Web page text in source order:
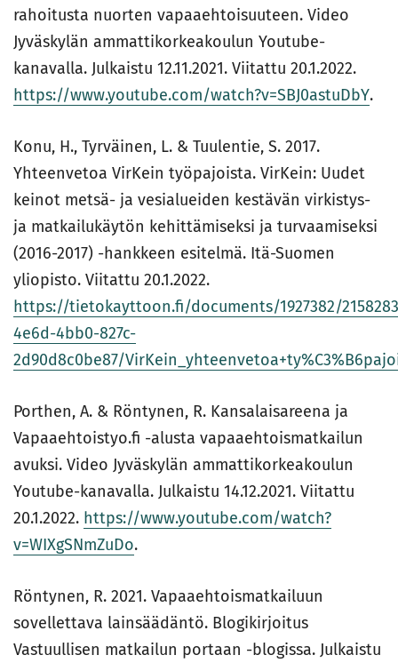
rahoitusta nuorten vapaaehtoisuuteen. Video
Jyväskylän ammattikorkeakoulun Youtube-
kanavalla. Julkaistu 12.11.2021. Viitattu 20.1.2022.
https://www.youtube.com/watch?v=SBJ0astuDbY.
Konu, H., Tyrväinen, L. & Tuulentie, S. 2017.
Yhteenvetoa VirKein työpajoista. VirKein: Uudet
keinot metsä- ja vesialueiden kestävän virkistys-
ja matkailukäytön kehittämiseksi ja turvaamiseksi
(2016-2017) -hankkeen esitelmä. Itä-Suomen
yliopisto. Viitattu 20.1.2022.
https://tietokayttoon.fi/documents/1927382/
4e6d-4bb0-827c-
2d90d8c0be87/
Porthen, A. & Röntynen, R. Kansalaisareena ja
Vapaaehtoistyo.fi -alusta vapaaehtoismatkailun
avuksi. Video Jyväskylän ammattikorkeakoulun
Youtube-kanavalla. Julkaistu 14.12.2021. Viitattu
20.1.2022. https://www.youtube.com/watch?
v=WIXgSNmZuDo.
Röntynen, R. 2021. Vapaaehtoismatkailuun
sovellettava lainsäädäntö. Blogikirjoitus
Vastuullisen matkailun portaan -blogissa. Julkaistu